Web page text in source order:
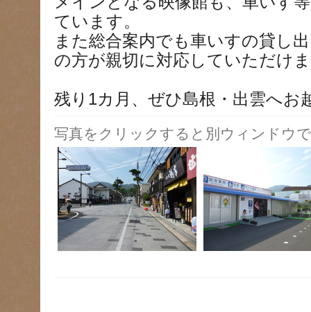
ています。
また総合案内でも車いすの貸し
の方が親切に対応していただけ
残り1カ月、ぜひ島根・出雲へお
写真をクリックすると別ウィンドウ